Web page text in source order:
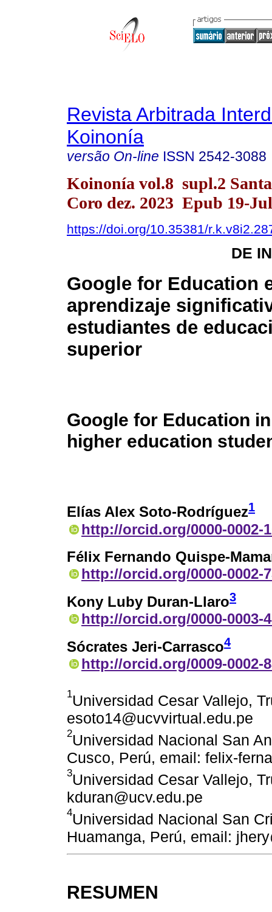
Revista Arbitrada
Koinonía
versão On-line ISSN 2542-3088
Koinonía vol.8 supl.2
Coro dez. 2023 Epub 19-
https://doi.org/10.35381/
DE
Google for Education
aprendizaje
estudiantes de
superior
Google for Education
higher education
Elías Alex Soto-Rodríguez1
http://orcid.org/0000-0002-
Félix Fernando Quispe-
http://orcid.org/0000-0002-
Kony Luby Duran-Llaro3
http://orcid.org/0000-0003-
Sócrates Jeri-Carrasco4
http://orcid.org/0009-0002-
1Universidad Cesar Vallejo,
esoto14@ucvvirtual.edu.pe
2Universidad Nacional San
Cusco, Perú, email: felix-
3Universidad Cesar Vallejo,
kduran@ucv.edu.pe
4Universidad Nacional San
Huamanga, Perú, email:
RESUMEN